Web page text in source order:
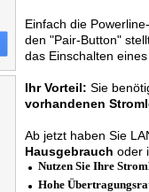
Einfach die
den "Pair-Button"
das Einschalten
Ihr Vorteil: Sie
vorhandenen
Ab jetzt haben Sie
Hausgebrauch oder
Nutzen Sie Ihre
Hohe